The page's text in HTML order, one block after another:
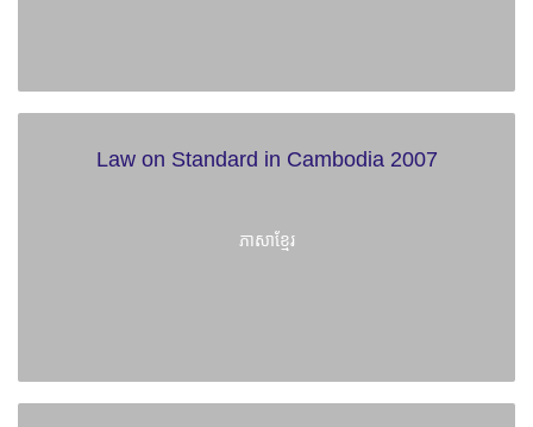
Law on Standard in Cambodia 2007
ភាសាខ្មែរ